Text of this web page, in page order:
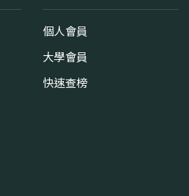
個人會員
大學會員
快速查榜